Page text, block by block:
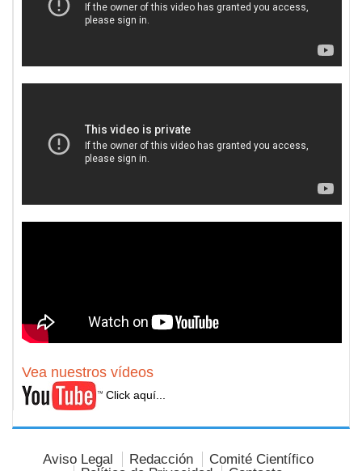
Vea nuestros vídeos
Click aquí...
Aviso Legal Redacción
Comité Científico